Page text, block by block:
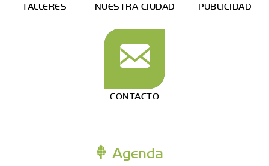
TALLERES NUESTRA CIUDAD PUBLICIDAD
CONTACTO
Agenda